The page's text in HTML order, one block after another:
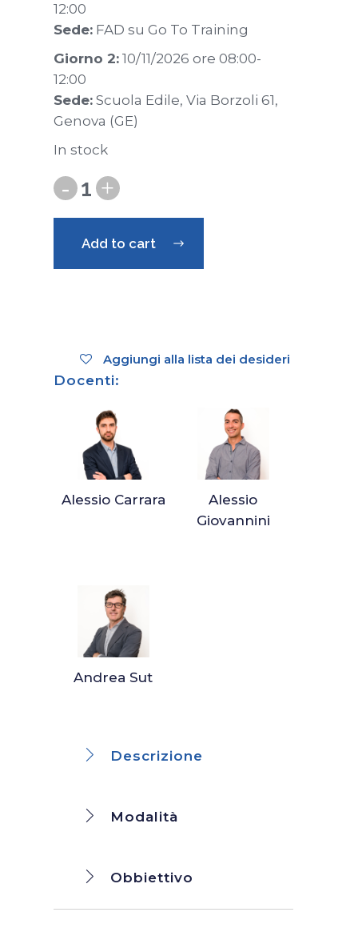
12:00
Sede:FAD su Go To Training
Giorno 2:10/11/2026 ore 08:00-
12:00
Sede:Scuola Edile, Via Borzoli 61,
Genova (GE)
In stock
Add to cart
Aggiungi alla lista dei desideri
Docenti:
Alessio Carrara
Alessio
Giovannini
Andrea Sut
Descrizione
Modalità
Obbiettivo